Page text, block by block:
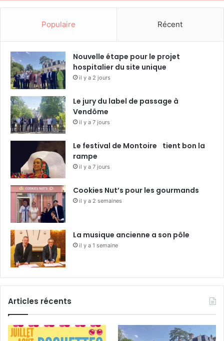
Populaire Récent
Nouvelle étape pour le projet
hospitalier du site unique
il y a 2 jours
Le jury du label de passage à
Vendôme
il y a 7 jours
Le festival de Montoire tient bon la
rampe
il y a 7 jours
Cookies Nut’s pour les gourmands
il y a 2 semaines
La musique ancienne a son pôle
il y a 1 semaine
Articles récents